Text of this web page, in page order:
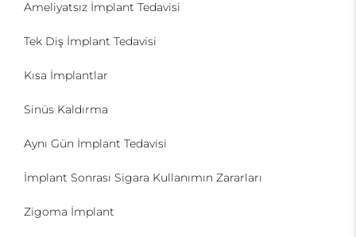
Ameliyatsız İmplant Tedavisi
Tek Diş İmplant Tedavisi
Kısa İmplantlar
Sinüs Kaldırma
Aynı Gün İmplant Tedavisi
İmplant Sonrası Sigara Kullanımın Zararları
Zigoma İmplant